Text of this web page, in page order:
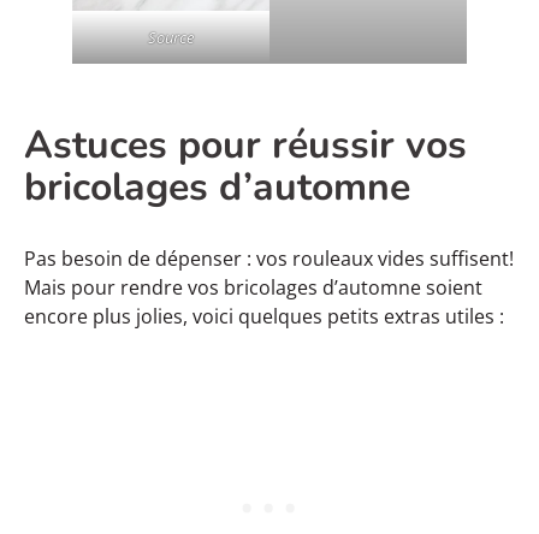
Source
Astuces pour réussir vos
bricolages d’automne
Pas besoin de dépenser : vos rouleaux vides suffisent!
Mais pour rendre vos bricolages d’automne soient
encore plus jolies, voici quelques petits extras utiles :